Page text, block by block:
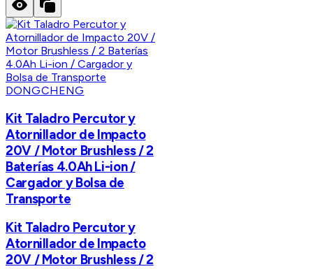
DONGCHENG
Kit Taladro Percutor y
Atornillador de Impacto
20V / Motor Brushless / 2
Baterías 4.0Ah Li-ion /
Cargador y Bolsa de
Transporte
Kit Taladro Percutor y
Atornillador de Impacto
20V / Motor Brushless / 2